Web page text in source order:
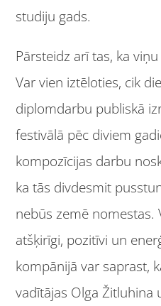
studiju gads.
Pārsteidz arī tas, ka
Var vien iztēloties, cik
diplomdarbu publiskā
festivālā pēc diviem
kompozīcijas darbu
ka tās divdesmit
nebūs zemē nomestas.
atšķirīgi, pozitīvi un
kompānijā var saprast,
vadītājas Olga Žitluhina